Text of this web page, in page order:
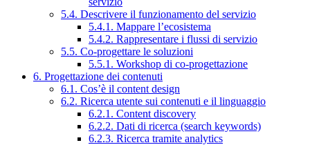
5.4. Descrivere il funzionamento del servizio
5.4.1. Mappare l’ecosistema
5.4.2. Rappresentare i flussi di servizio
5.5. Co-progettare le soluzioni
5.5.1. Workshop di co-progettazione
6. Progettazione dei contenuti
6.1. Cos’è il content design
6.2. Ricerca utente sui contenuti e il linguaggio
6.2.1. Content discovery
6.2.2. Dati di ricerca (search keywords)
6.2.3. Ricerca tramite analytics